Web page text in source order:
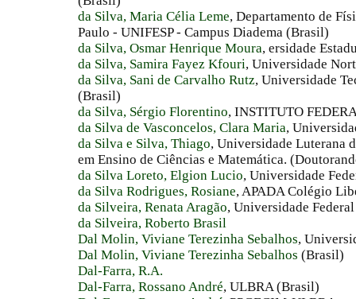
da Silva, Maria Célia Leme, Departamento de
Paulo - UNIFESP - Campus Diadema (Brasil)
da Silva, Osmar Henrique Moura, ersidade
da Silva, Samira Fayez Kfouri, Universidade
da Silva, Sani de Carvalho Rutz, Universidade
(Brasil)
da Silva, Sérgio Florentino, INSTITUTO
da Silva de Vasconcelos, Clara Maria,
da Silva e Silva, Thiago, Universidade Luterana
em Ensino de Ciências e Matemática.
da Silva Loreto, Elgion Lucio, Universidade
da Silva Rodrigues, Rosiane, APADA Colégio
da Silveira, Renata Aragão, Universidade
da Silveira, Roberto Brasil
Dal Molin, Viviane Terezinha Sebalhos,
Dal Molin, Viviane Terezinha Sebalhos (Brasil)
Dal-Farra, R.A.
Dal-Farra, Rossano André, ULBRA (Brasil)